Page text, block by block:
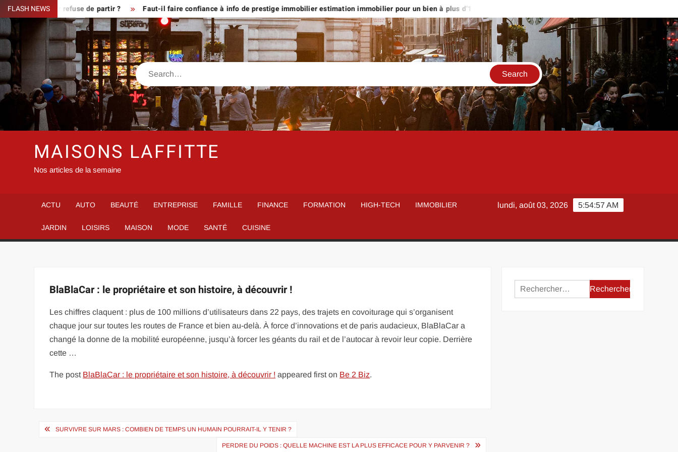
Skip
to
content
FLASH NEWS
le fermier refuse de partir ? Faut-il faire confiance à info de prestige immobilier estimation immobilier pour un bien à plus d’1 million d’euros ?
Search
MAISONS LAFFITTE
Nos articles de la semaine
ACTU AUTO BEAUTÉ ENTREPRISE FAMILLE FINANCE FORMATION HIGH-TECH IMMOBILIER
JARDIN LOISIRS MAISON MODE SANTÉ CUISINE
5:54:57 AM
lundi, août 03, 2026
BlaBlaCar : le propriétaire et son histoire, à découvrir !
Les chiffres claquent : plus de 100 millions d’utilisateurs dans 22 pays, des trajets en covoiturage qui s’organisent
chaque jour sur toutes les routes de France et bien au-delà. À force d’innovations et de paris audacieux, BlaBlaCar a
changé la donne de la mobilité européenne, jusqu’à forcer les géants du rail et de l’autocar à revoir leur copie. Derrière
cette …
The post BlaBlaCar : le propriétaire et son histoire, à découvrir ! appeared first on Be 2 Biz.
Navigation
SURVIVRE SUR MARS : COMBIEN DE TEMPS UN HUMAIN POURRAIT-IL Y TENIR ?
PERDRE DU POIDS : QUELLE MACHINE EST LA PLUS EFFICACE POUR Y PARVENIR ?
Rechercher :